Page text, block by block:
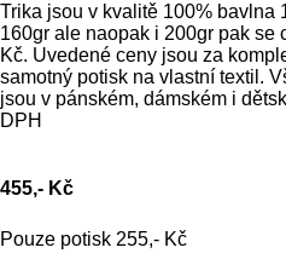
Trika jsou v kvalitě 100% bavlna
160gr ale naopak i 200gr pak se
Kč. Uvedené ceny jsou za
samotný potisk na vlastní textil.
jsou v pánském, dámském i
DPH
455,- Kč
Pouze potisk 255,- Kč